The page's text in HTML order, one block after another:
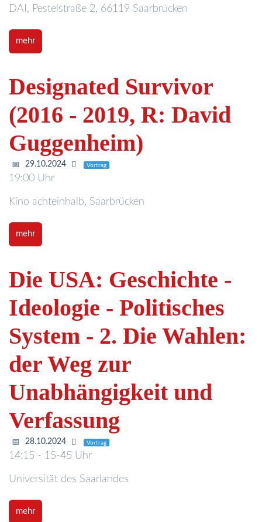
DAI, Pestelstraße 2, 66119 Saarbrücken
mehr
Designated Survivor
(2016 - 2019, R: David
Guggenheim)
29.10.2024 Vortrag
19:00 Uhr
Kino achteinhalb, Saarbrücken
mehr
Die USA: Geschichte -
Ideologie - Politisches
System - 2. Die Wahlen:
der Weg zur
Unabhängigkeit und
Verfassung
28.10.2024 Vortrag
14:15 - 15-45 Uhr
Universität des Saarlandes
mehr